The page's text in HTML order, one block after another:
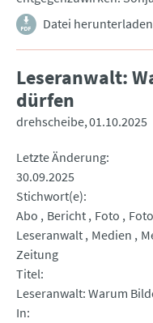
Datei herunterladen
Leseranwalt:
dürfen
drehscheibe 01.10.2025
Letzte Änderung
30.09.2025
Stichwort(e)
Abo
Bericht Foto
Leseranwalt Medien
Zeitung
Titel
Leseranwalt: Warum
In